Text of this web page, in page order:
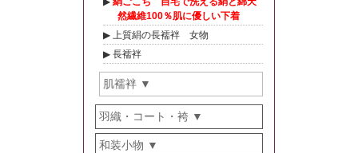
然繊維100％肌に優しい下着
上質絹の長襦袢 女物
長襦袢
肌襦袢
羽織・コート・袴
和装小物